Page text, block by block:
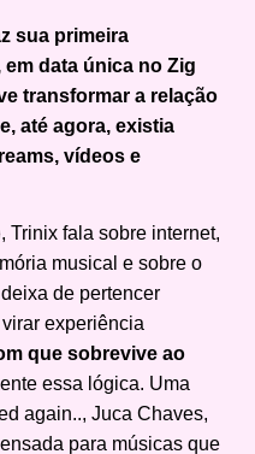
sua primeira
data única no Zig
transformar a relação
até agora, existia
vídeos e
, Trinix fala sobre internet,
musical e sobre o
de pertencer
experiência
que sobrevive ao
essa lógica. Uma
again.., Juca Chaves,
para músicas que